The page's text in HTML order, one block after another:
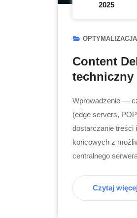
2025
Content
techniczny
Wprowadzenie —
(edge servers,
dostarczanie treści
końcowych z
centralnego
Czytaj więcej